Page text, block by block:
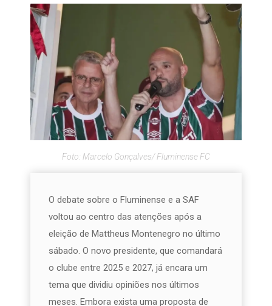
Foto: Marcelo Gonçalves/ Fluminense FC
O debate sobre o Fluminense e a SAF
voltou ao centro das atenções após a
eleição de Mattheus Montenegro no último
sábado. O novo presidente, que comandará
o clube entre 2025 e 2027, já encara um
tema que dividiu opiniões nos últimos
meses. Embora exista uma proposta de